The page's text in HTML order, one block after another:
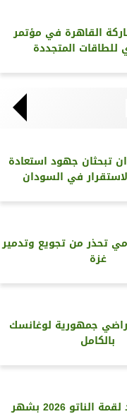
القاهرة في مؤتمر
المتجددة
تبحثان جهود استعادة
في السودان
تحذر من تجويع وتدمير
غزة
جمهورية لوغانسك
بالكامل
أنقرة تستعد لقمة الناتو 2026 بشهر